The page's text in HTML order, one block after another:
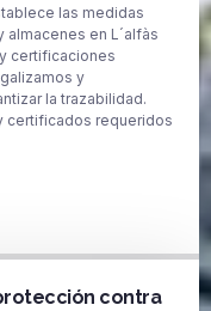
las medidas
en L´alfàs
certificaciones
y
la trazabilidad.
certificados requeridos
contra